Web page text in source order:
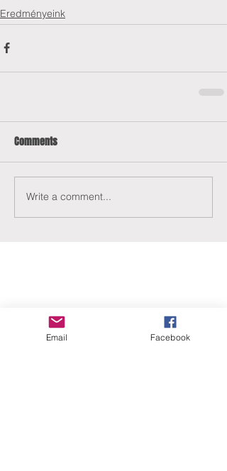
Eredményeink
Comments
Write a comment...
ERANUS Alapítvány
Email Facebook